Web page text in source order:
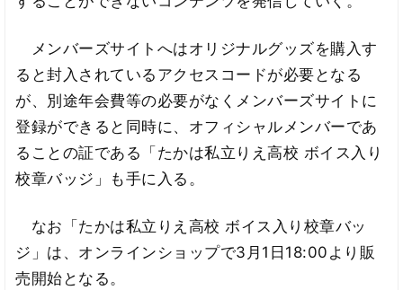
メンバーズサイトへはオリジナルグッズを購入す
ると封入されているアクセスコードが必要となる
が、別途年会費等の必要がなくメンバーズサイトに
登録ができると同時に、オフィシャルメンバーであ
ることの証である「たかは私立りえ高校 ボイス入り
校章バッジ」も手に入る。
なお「たかは私立りえ高校 ボイス入り校章バッ
ジ」は、オンラインショップで3月1日18:00より販
売開始となる。